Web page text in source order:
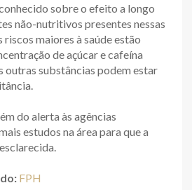
sobre o efeito a longo
não-nutritivos presentes nessas
maiores à saúde estão
de açúcar e cafeína
outras substâncias podem estar
do alerta às agências
estudos na área para que a
FPH